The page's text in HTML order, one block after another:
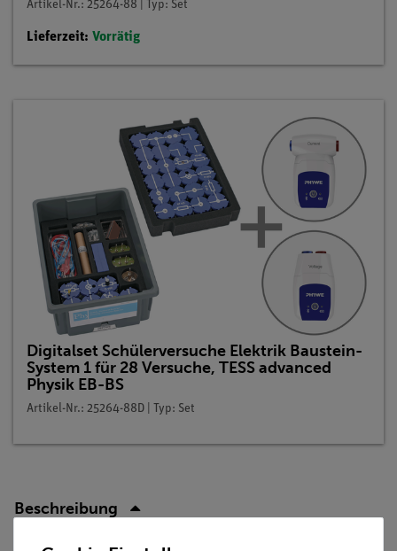
Artikel-Nr.: 25264-88 | Typ: Set
Lieferzeit: Vorrätig
Digitalset Schülerversuche Elektrik Baustein-
System 1 für 28 Versuche, TESS advanced
Physik EB-BS
Artikel-Nr.: 25264-88D | Typ: Set
Beschreibung